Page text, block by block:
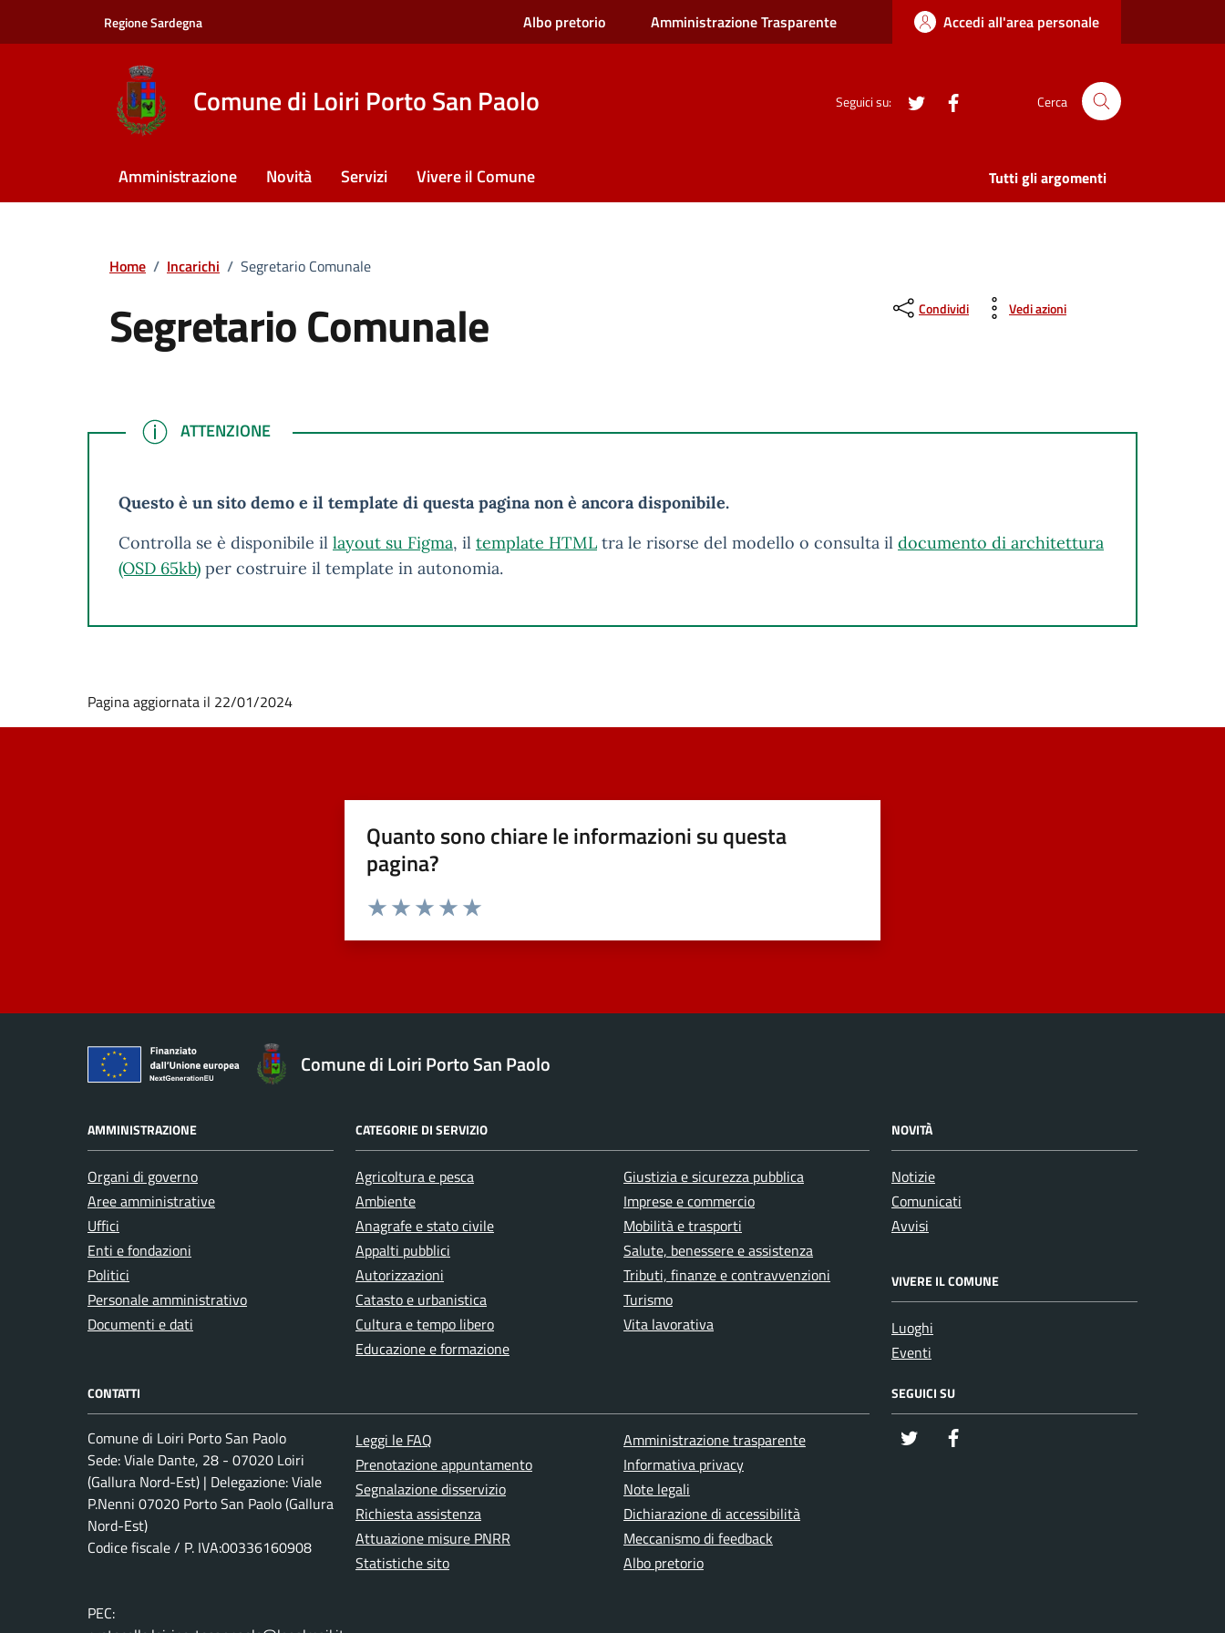
Regione Sardegna Albo pretorio Amministrazione Trasparente Accedi all'area personale
Comune di Loiri Porto San Paolo Seguici su: twitter Cerca
Amministrazione Novità Servizi Vivere il Comune Tutti gli argomenti
Home / Incarichi / Segretario Comunale
Segretario Comunale Condividi Vedi azioni
ATTENZIONE
ATTENZIONE
Questo è un sito demo e il template di questa pagina non è ancora disponibile.
Controlla se è disponibile il layout su Figma, il template HTML tra le risorse del modello o consulta il documento di architettura
(OSD 65kb) per costruire il template in autonomia.
Pagina aggiornata il 22/01/2024
Quanto sono chiare le informazioni su questa
pagina?
Comune di Loiri Porto San Paolo
AMMINISTRAZIONE
Organi di governo
Aree amministrative
Uffici
Enti e fondazioni
Politici
Personale amministrativo
Documenti e dati
CATEGORIE DI SERVIZIO
Agricoltura e pesca
Ambiente
Anagrafe e stato civile
Appalti pubblici
Autorizzazioni
Catasto e urbanistica
Cultura e tempo libero
Educazione e formazione
Giustizia e sicurezza pubblica
Imprese e commercio
Mobilità e trasporti
Salute, benessere e assistenza
Tributi, finanze e contravvenzioni
Turismo
Vita lavorativa
NOVITÀ
Notizie
Comunicati
Avvisi
VIVERE IL COMUNE
Luoghi
Eventi
CONTATTI
Comune di Loiri Porto San Paolo
Sede: Viale Dante, 28 - 07020 Loiri
(Gallura Nord-Est) | Delegazione: Viale
P.Nenni 07020 Porto San Paolo (Gallura
Nord-Est)
Codice fiscale / P. IVA:00336160908
PEC:
Leggi le FAQ
Prenotazione appuntamento
Segnalazione disservizio
Richiesta assistenza
Attuazione misure PNRR
Statistiche sito
Amministrazione trasparente
Informativa privacy
Note legali
Dichiarazione di accessibilità
Meccanismo di feedback
Albo pretorio
SEGUICI SU
twitter